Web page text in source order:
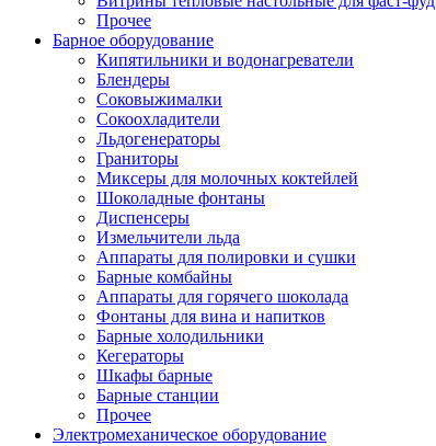
Прочее
Барное оборудование
Кипятильники и водонагреватели
Блендеры
Соковыжималки
Сокоохладители
Льдогенераторы
Граниторы
Миксеры для молочных коктейлей
Шоколадные фонтаны
Диспенсеры
Измельчители льда
Аппараты для полировки и сушки
Барные комбайны
Аппараты для горячего шоколада
Фонтаны для вина и напитков
Барные холодильники
Кегераторы
Шкафы барные
Барные станции
Прочее
Электромеханическое оборудование